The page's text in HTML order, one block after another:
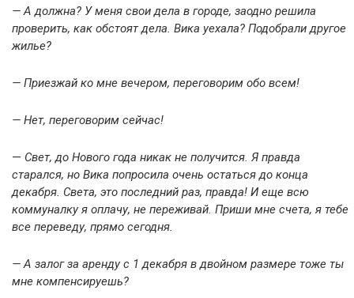
— А должна? У меня свои дела в городе, заодно решила
проверить, как обстоят дела. Вика уехала? Подобрали другое
жилье?
— Приезжай ко мне вечером, переговорим обо всем!
— Нет, переговорим сейчас!
— Свет, до Нового года никак не получится. Я правда
старался, но Вика попросила очень остаться до конца
декабря. Света, это последний раз, правда! И еще всю
коммуналку я оплачу, не переживай. Приши мне счета, я тебе
все переведу, прямо сегодня.
— А залог за аренду с 1 декабря в двойном размере тоже ты
мне компенсируешь?